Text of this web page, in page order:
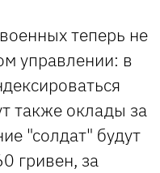
теперь не
управлении: в
также оклады за
"солдат" будут
гривен, за